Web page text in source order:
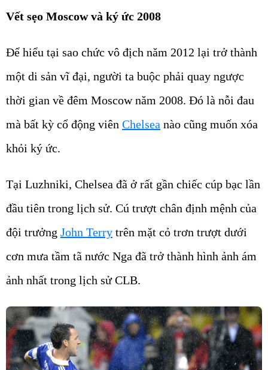
Vết sẹo Moscow và ký ức 2008
Để hiểu tại sao chức vô địch năm 2012 lại trở thành
một di sản vĩ đại, người ta buộc phải quay ngược
thời gian về đêm Moscow năm 2008. Đó là nỗi đau
mà bất kỳ cổ động viên Chelsea nào cũng muốn xóa
khỏi ký ức.
Tại Luzhniki, Chelsea đã ở rất gần chiếc cúp bạc lần
đầu tiên trong lịch sử. Cú trượt chân định mệnh của
đội trưởng John Terry trên mặt cỏ trơn trượt dưới
cơn mưa tầm tã nước Nga đã trở thành hình ảnh ám
ảnh nhất trong lịch sử CLB.